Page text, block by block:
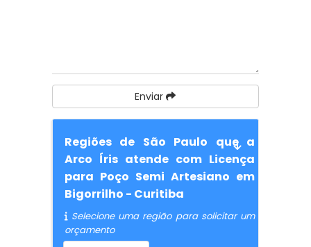
Enviar
Regiões de São Paulo que a
Arco Íris atende com Licença
para Poço Semi Artesiano em
Bigorrilho - Curitiba
Selecione uma região para solicitar um
orçamento